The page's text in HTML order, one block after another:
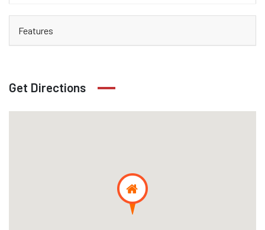
Features
Get Directions